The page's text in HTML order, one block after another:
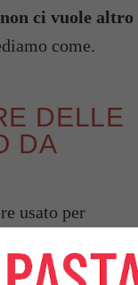
non ci vuole altro
come.
DELLE
DA
usato per